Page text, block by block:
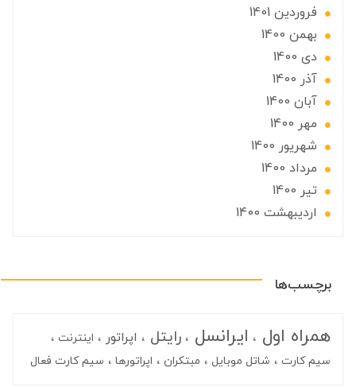
فروردین 1401
بهمن 1400
دی 1400
آذر 1400
آبان 1400
مهر 1400
شهریور 1400
مرداد 1400
تير 1400
ارديبهشت 1400
برچسب‌ها
همراه اول ایرانسل رایتل اپراتور
اینترنت
سیم کارت
شاتل موبایل مبتکران اپراتورها سیم کارت فعال